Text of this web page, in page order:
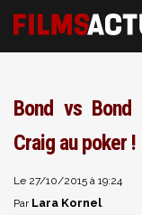
Bond vs Bond
Craig au poker !
Le 27/10/2015 à 19:24
Par Lara Kornel